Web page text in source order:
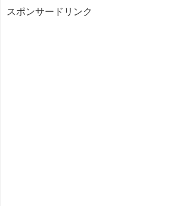
スポンサードリンク